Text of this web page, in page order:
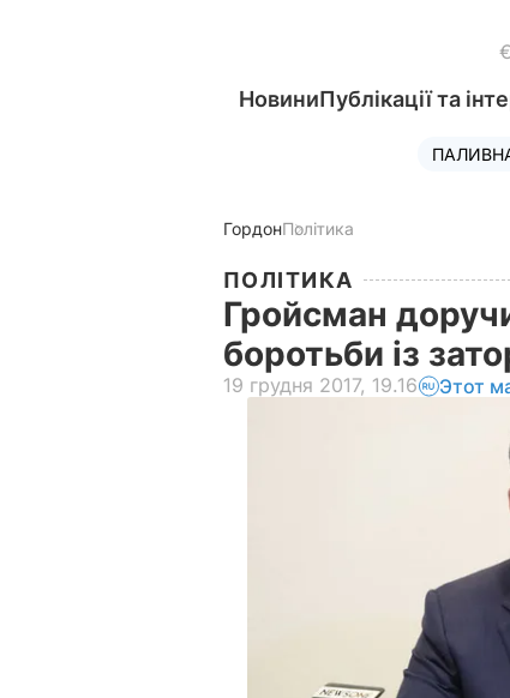
НовиниПублікації та
ГордонПолітика
ПОЛІТИКА
Гройсман
боротьби із
19 грудня 2017, 19.16 Этот